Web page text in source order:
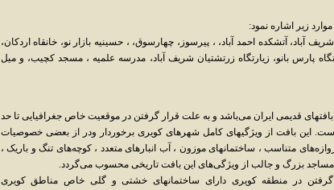
موارد زیر اشاره نمود:
آباد، آتشکده احمد آباد، ، پیرسوز، چهارسوق، ، حسینیه بازار نو، خانقاه اردکان،
پارس بانو، زیارتگاه زرتشتیان شریف آباد، مدرسه علمیه ، مسجد کچیب، و میل
قدیمی ایران می‌باشد و به علت قرار گرفتن در موقعیت خاص جغرافیایی تا حد
این بافت از ویژگیهای کامل شهرهای کویری برخوردار ودر از بعضی خصوصیات
متناسب ، ساختمانهای موزون ، آب انبارهای متعدد ، کوچه‌های تنگ و باریک ،
بزرگ و جالب از ویژگی‌های این بافت تاریخی محسوب می‌گردد.
گرفتن در منطقه کویری دارای ساختمانهای خشتی و گلی خاص مناطق کویری